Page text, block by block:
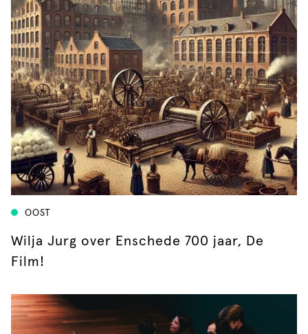
OOST
Wilja Jurg over Enschede 700 jaar, De
Film!